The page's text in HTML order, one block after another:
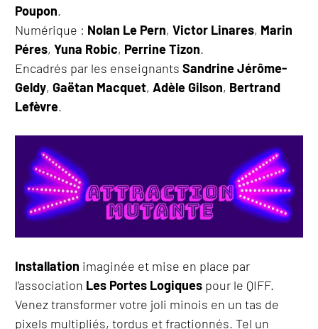
Poupon.
Numérique : Nolan Le Pern, Victor Linares, Marin
Péres, Yuna Robic, Perrine Tizon.
Encadrés par les enseignants Sandrine Jérôme-
Geldy, Gaëtan Macquet, Adèle Gilson, Bertrand
Lefèvre.
Installation imaginée et mise en place par
l’association Les Portes Logiquespour le QIFF.
Venez transformer votre joli minois en un tas de
pixels multipliés, tordus et fractionnés. Tel un